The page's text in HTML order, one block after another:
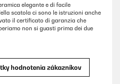
elegante e di facile
scatola ci sono le istruzioni anche
il certificato di garanzia che
non si guasti prima dei due
hodnotenia zákazníkov